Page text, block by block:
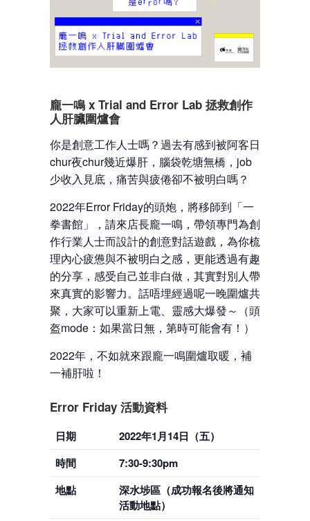
龐一鳴 x Trial and Error Lab 拯救創作
人肝臟圍爐會
你是創意工作人士嗎？過去有感到被阿客日
chur夜chur幾近爆肝，腦袋乾塘無橋，job
少收入見底，痛苦與疲倦卻不被明白嗎？
2022年Error Friday的頭炮 ，將移師到「一
拳書館」，請來店長龐一鳴，帶領專門為創
作行業人士而設計的創意對話遊戲，為你梳
理內心疲憊與不被明白之感，更能透過有趣
的分享，感受自己並非白做，其實對別人帶
來真實的影響力。 話唔埋經過呢一晚圍爐共
聚，大家可以重新上電、靈感大爆發～（頭
盔mode ：如果當日無，第時可能會有！）
2022年，不如就來跟龐一鳴圍爐取暖，補
一補肝啦！
Error Friday 活動資料
日期
2022年1月14日（五）
時間
7:30-9:30pm
地點
深水埗區（成功報名後將通知
活動地點）